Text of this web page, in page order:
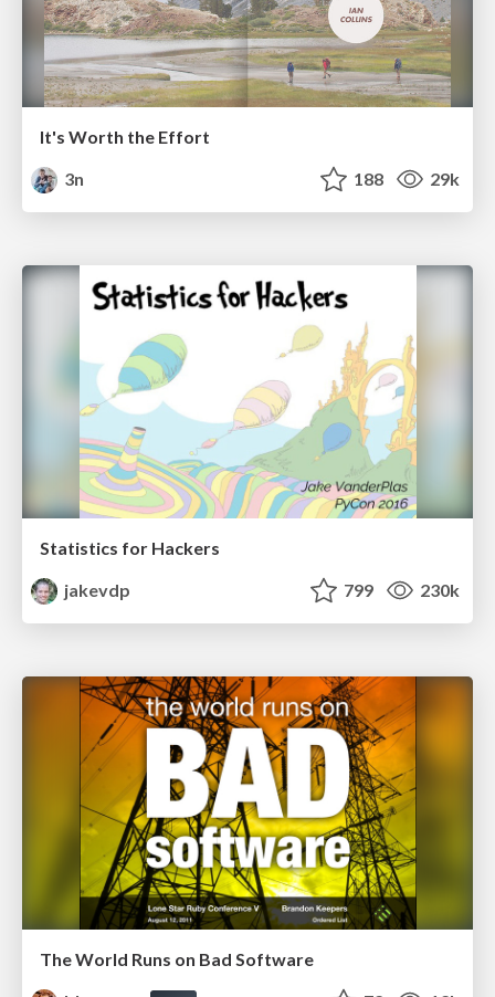
It's Worth the Effort
3n
188 29k
Statistics for Hackers
jakevdp
799 230k
The World Runs on Bad Software